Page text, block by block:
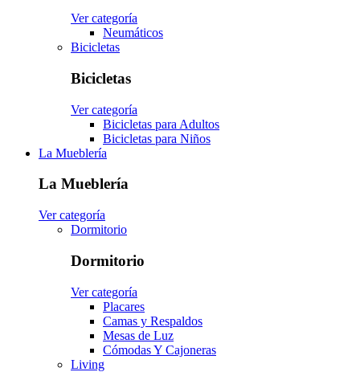
Ver categoría
Neumáticos
Bicicletas
Bicicletas
Ver categoría
Bicicletas para Adultos
Bicicletas para Niños
La Mueblería
La Mueblería
Ver categoría
Dormitorio
Dormitorio
Ver categoría
Placares
Camas y Respaldos
Mesas de Luz
Cómodas Y Cajoneras
Living